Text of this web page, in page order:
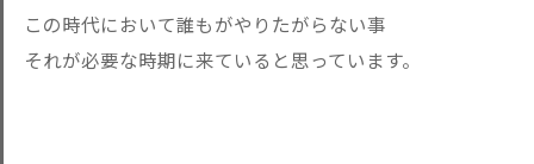
この時代において誰もがやりたがらない事
それが必要な時期に来ていると思っています。